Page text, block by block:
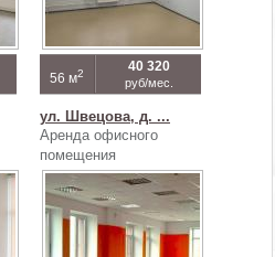
56 м2 40 320
руб/мес.
ул. Швецова, д. ...
Аренда офисного
помещения